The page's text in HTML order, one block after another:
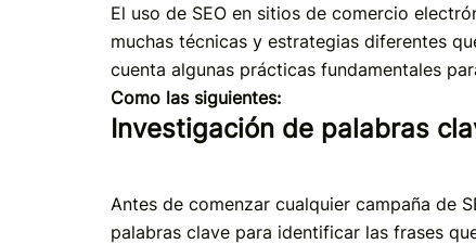
El uso de SEO en sitios de comercio
muchas técnicas y estrategias diferentes
cuenta algunas prácticas fundamentales
Como las siguientes:
Investigación de palabras
Antes de comenzar cualquier campaña de
palabras clave para identificar las frases